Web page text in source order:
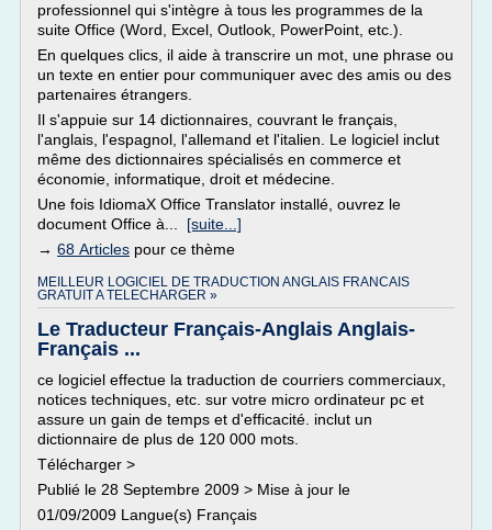
professionnel qui s'intègre à tous les programmes de la
suite Office (Word, Excel, Outlook, PowerPoint, etc.).
En quelques clics, il aide à transcrire un mot, une phrase ou
un texte en entier pour communiquer avec des amis ou des
partenaires étrangers.
Il s'appuie sur 14 dictionnaires, couvrant le français,
l'anglais, l'espagnol, l'allemand et l'italien. Le logiciel inclut
même des dictionnaires spécialisés en commerce et
économie, informatique, droit et médecine.
Une fois IdiomaX Office Translator installé, ouvrez le
document Office à... [suite...]
→ 68 Articles pour ce thème
MEILLEUR LOGICIEL DE TRADUCTION ANGLAIS FRANCAIS
GRATUIT A TELECHARGER »
Le Traducteur Français-Anglais Anglais-
Français ...
ce logiciel effectue la traduction de courriers commerciaux,
notices techniques, etc. sur votre micro ordinateur pc et
assure un gain de temps et d'efficacité. inclut un
dictionnaire de plus de 120 000 mots.
Télécharger >
Publié le 28 Septembre 2009 > Mise à jour le
01/09/2009 Langue(s) Français